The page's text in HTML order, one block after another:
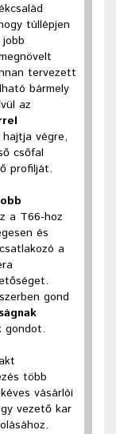
túllépjen
tervezett
bármely
az
végre,
csőfal
profilját.
a T66-hoz
és
a
gond
gondot.
több
vásárlói
vezető kar